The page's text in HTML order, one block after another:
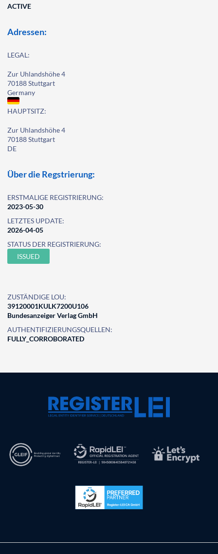
ACTIVE
Adressen:
LEGAL:
Zur Uhlandshöhe 4
70188 Stuttgart
Germany
HAUPTSITZ:
Zur Uhlandshöhe 4
70188 Stuttgart
DE
Über die Regstrierung:
ERSTMALIGE REGISTRIERUNG:
2023-05-30
LETZTES UPDATE:
2026-04-05
STATUS DER REGISTRIERUNG:
ISSUED
ZUSTÄNDIGE LOU:
39120001KULK7200U106
Bundesanzeiger Verlag GmbH
AUTHENTIFIZIERUNGSQUELLEN:
FULLY_CORROBORATED